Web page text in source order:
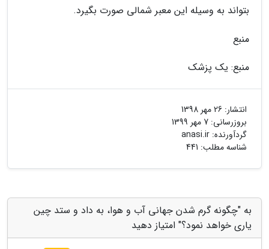
بتواند به وسیله این معبر شمالی صورت بگیرد.
منبع
منبع: یک پزشک
انتشار: 26 مهر 1398
بروزرسانی: 7 مهر 1399
گردآورنده: anasi.ir
شناسه مطلب: 441
به "چگونه گرم شدن جهانی آب و هوا، به داد و ستد چین
یاری خواهد نمود؟" امتیاز دهید